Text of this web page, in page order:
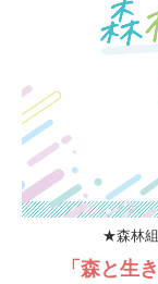
★森林
「森と生き